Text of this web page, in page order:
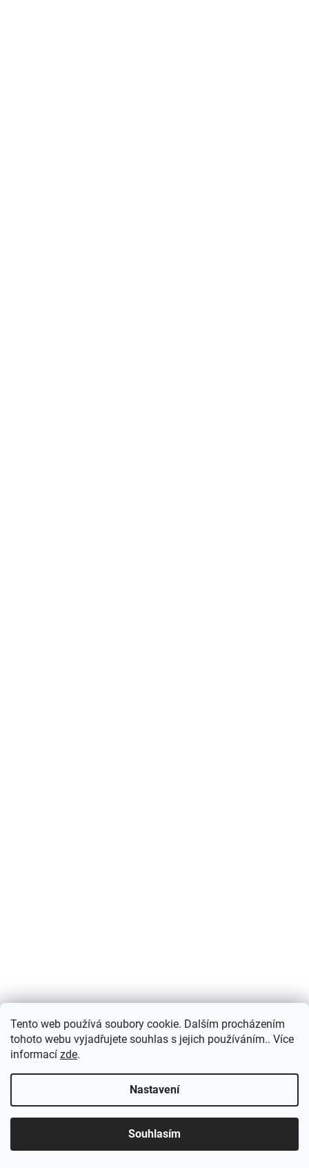
Tento web používá soubory cookie. Dalším procházením
tohoto webu vyjadřujete souhlas s jejich používáním.. Více
informací zde.
Nastavení
Souhlasím